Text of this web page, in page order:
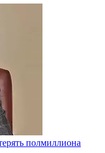
полмиллиона